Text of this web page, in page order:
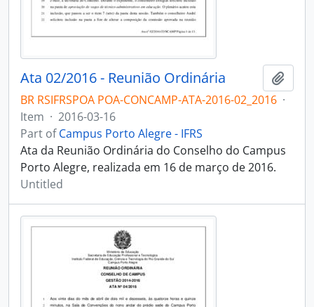
Ata 02/2016 - Reunião Ordinária
BR RSIFRSPOA POA-CONCAMP-ATA-2016-02_2016 ·
Item · 2016-03-16
Part ofCampus Porto Alegre - IFRS
Ata da Reunião Ordinária do Conselho do Campus
Porto Alegre, realizada em 16 de março de 2016.
Untitled